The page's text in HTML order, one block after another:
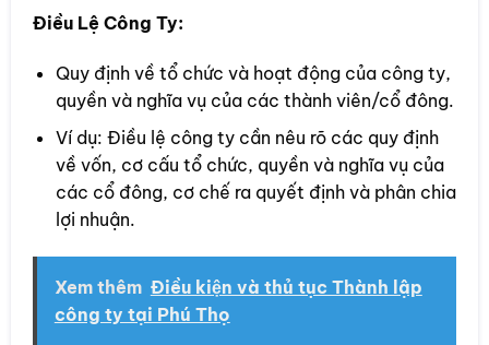
Điều Lệ Công Ty:
Quy định về tổ chức và hoạt động của công ty,
quyền và nghĩa vụ của các thành viên/cổ đông.
Ví dụ: Điều lệ công ty cần nêu rõ các quy định
về vốn, cơ cấu tổ chức, quyền và nghĩa vụ của
các cổ đông, cơ chế ra quyết định và phân chia
lợi nhuận.
Xem thêm Điều kiện và thủ tục Thành lập
công ty tại Phú Thọ